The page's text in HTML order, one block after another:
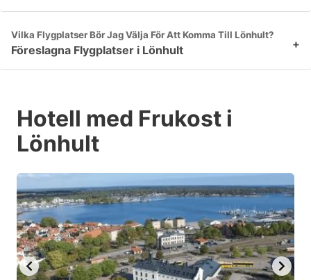
Vilka Flygplatser Bör Jag Välja För Att Komma Till Lönhult?
Föreslagna Flygplatser i Lönhult +
Hotell med Frukost i
Lönhult